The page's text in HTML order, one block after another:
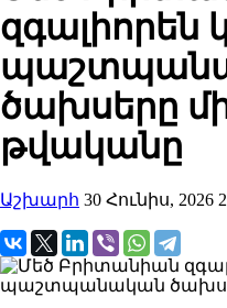
զգալիորեն
ծախսերը
թվականը
Աշխարհ 30 Հունիս, 2026